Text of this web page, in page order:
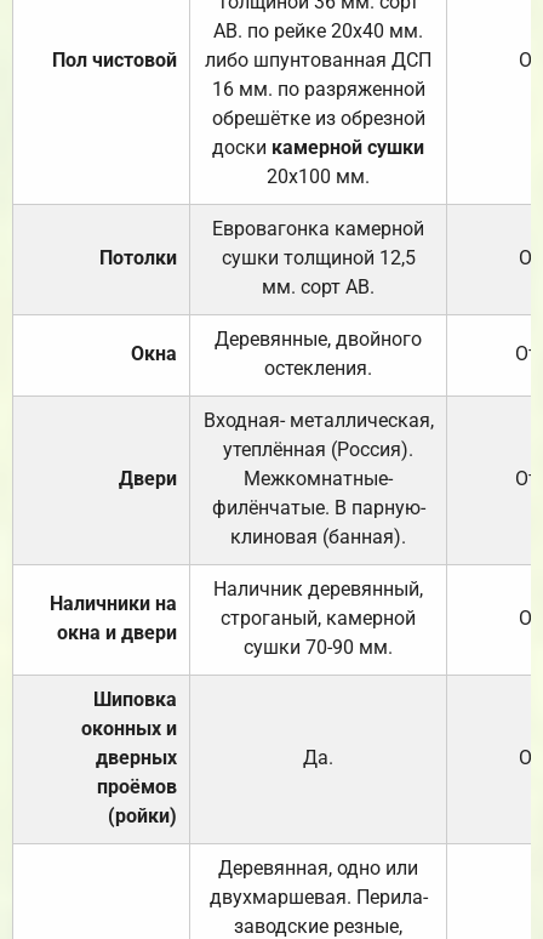
Пол чистовой
АВ. по рейке 20х40 мм.
либо шпунтованная ДСП
16 мм. по разряженной
обрешётке из обрезной
доски камерной сушки
20х100 мм.
Потолки
Евровагонка камерной
сушки толщиной 12,5
мм. сорт АВ.
Окна
Деревянные, двойного
остекления.
Двери
Входная- металлическая,
утеплённая (Россия).
Межкомнатные-
филёнчатые. В парную-
клиновая (банная).
Наличники на
окна и двери
Наличник деревянный,
строганый, камерной
сушки 70-90 мм.
Шиповка
оконных и
дверных
проёмов
(ройки)
Да.
Деревянная, одно или
двухмаршевая. Перила-
заводские резные,